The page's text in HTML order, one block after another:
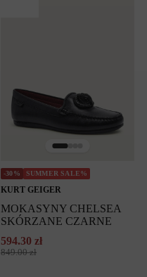
-30% SUMMER SALE%
KURT GEIGER
MOKASYNY CHELSEA
SKÓRZANE CZARNE
849.00zł
Pierwotna
594.30 zł
Aktualna